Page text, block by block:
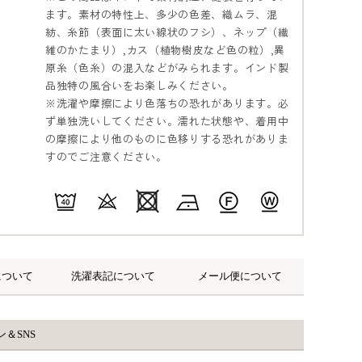
ます。素材の特性上、多少の色差、織ムラ、混
紡、糸節（表面に太い線状のフシ）、ネップ（繊
維のかたまり）,カス（植物樹皮など色の粒）,異
原糸（色糸）の混入などがみられます。インド製
品独特の風合いをお楽しみください。
※洗濯や摩擦により色落ちの恐れがあります。必
ず単独洗いしてください。濡れた状態や、着用中
の摩擦により他のものに色移りする恐れがありま
すのでご注意ください。